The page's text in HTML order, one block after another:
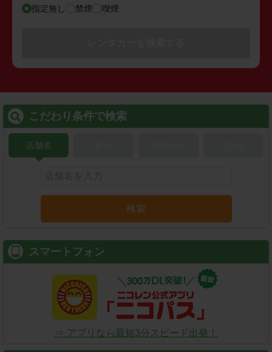
指定無し 禁煙 喫煙
こだわり条件で検索
店舗名
検索
スマートフォン
⇒ アプリなら最短3分スピード出発！